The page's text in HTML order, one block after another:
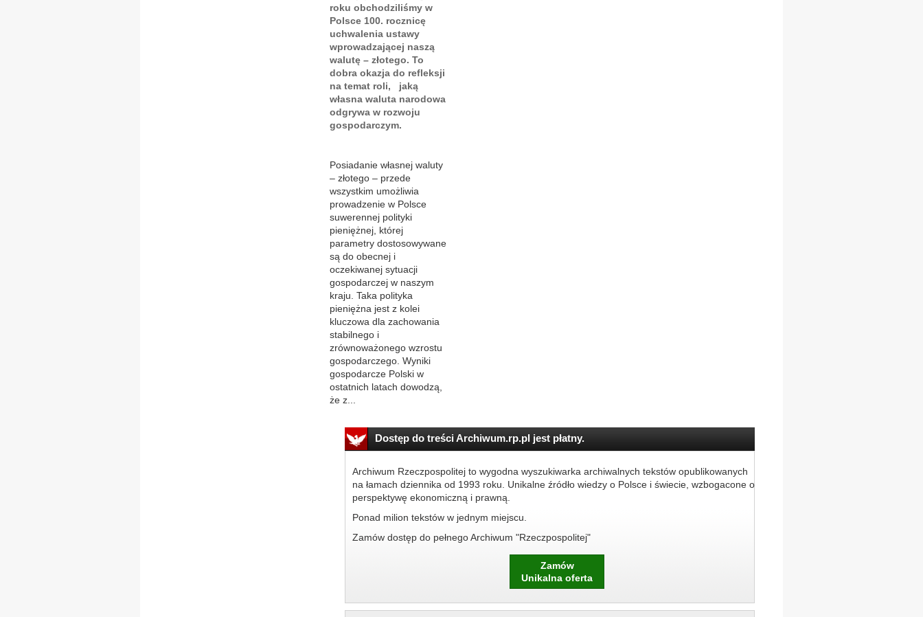
roku obchodziliśmy w
Polsce 100. rocznicę
uchwalenia ustawy
wprowadzającej naszą
walutę – złotego. To
dobra okazja do refleksji
na temat roli, jaką
własna waluta narodowa
odgrywa w rozwoju
gospodarczym.
Posiadanie własnej waluty
– złotego – przede
wszystkim umożliwia
prowadzenie w Polsce
suwerennej polityki
pieniężnej, której
parametry dostosowywane
są do obecnej i
oczekiwanej sytuacji
gospodarczej w naszym
kraju. Taka polityka
pieniężna jest z kolei
kluczowa dla zachowania
stabilnego i
zrównoważonego wzrostu
gospodarczego. Wyniki
gospodarcze Polski w
ostatnich latach dowodzą,
że z...
Dostęp do treści Archiwum.rp.pl jest płatny.
Archiwum Rzeczpospolitej to wygodna wyszukiwarka archiwalnych tekstów opublikowanych
na łamach dziennika od 1993 roku. Unikalne źródło wiedzy o Polsce i świecie, wzbogacone o
perspektywę ekonomiczną i prawną.
Ponad milion tekstów w jednym miejscu.
Zamów dostęp do pełnego Archiwum "Rzeczpospolitej"
Zamów
Unikalna oferta